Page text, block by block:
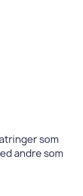
som
andre som